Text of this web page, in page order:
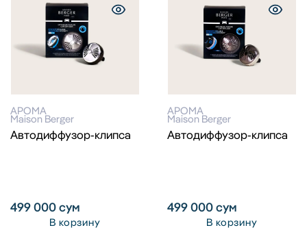
АРОМА
Maison Berger
Автодиффузор-клипса
499 000сум
В корзину
АРОМА
Maison Berger
Автодиффузор-клипса
499 000сум
В корзину